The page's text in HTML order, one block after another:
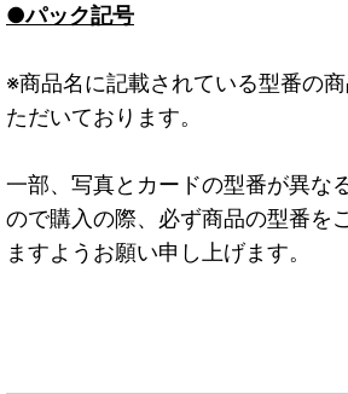
●パック記号
※商品名に記載されている型番の
ただいております。
一部、写真とカードの型番が異な
ので購入の際、必ず商品の型番を
ますようお願い申し上げます。